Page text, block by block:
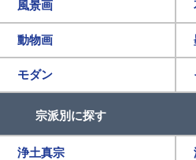
風景画
動物画
モダン
宗派別に探す
浄土真宗